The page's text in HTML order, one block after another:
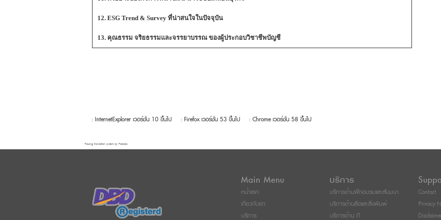
12. ESG Trend & Survey ที่น่าสนใจในปัจจุบัน
13. คุณธรรม จริยธรรมและจรรยาบรรณ ของผู้ประกอบวิชาชีพบัญชี
: InternetExplorer เวอร์ชั่น 10 ขึ้นไป : Firefox เวอร์ชั่น 53 ขึ้นไป : Chrome เวอร์ชั่น 58 ขึ้นไป
FaLang translation system by Faboba
Main Menu
หน้าแรก
เกี่ยวกับเรา
บริการ
บริการ
บริการด้านฝึกอบรมและสัมมนา
บริการด้านสื่อและสิ่งพิมพ์
บริการด้าน IT
Contact
Privacy